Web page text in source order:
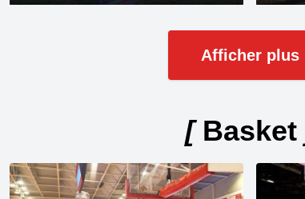
Afficher plus
[Basket